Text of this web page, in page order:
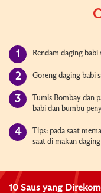
Rendam daging
Goreng daging babi
Tumis Bombay dan
babi dan bumbu
Tips: pada saat
saat di makan
10 Saus yang